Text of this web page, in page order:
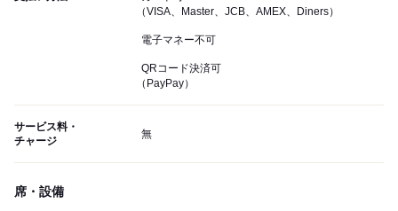
（VISA、Master、JCB、AMEX、Diners）
電子マネー不可
QRコード決済可
（PayPay）
サービス料・
チャージ
無
席・設備